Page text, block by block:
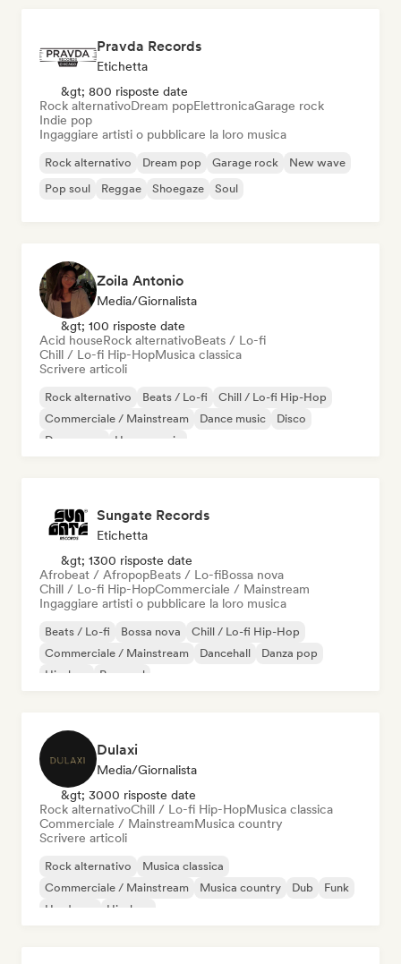
Pravda Records
Etichetta
&gt; 800 risposte date
Rock alternativoDream popElettronicaGarage rock
Indie pop
Ingaggiare artisti o pubblicare la loro musica
Rock alternativo Dream pop Garage rock
New wave
Pop soul
Reggae Shoegaze Soul
Zoila Antonio
Media/Giornalista
&gt; 100 risposte date
Acid houseRock alternativoBeats / Lo-fi
Chill / Lo-fi Hip-HopMusica classica
Scrivere articoli
Rock alternativo Beats / Lo-fi
Chill / Lo-fi Hip-Hop
Commerciale / Mainstream
Dance music
Disco
Dream pop
House music
Sungate Records
Etichetta
&gt; 1300 risposte date
Afrobeat / AfropopBeats / Lo-fiBossa nova
Chill / Lo-fi Hip-HopCommerciale / Mainstream
Ingaggiare artisti o pubblicare la loro musica
Beats / Lo-fi Bossa nova
Chill / Lo-fi Hip-Hop
Commerciale / Mainstream
Dancehall
Danza pop
Hip-hop
Pop soul
Dulaxi
Media/Giornalista
&gt; 3000 risposte date
Rock alternativoChill / Lo-fi Hip-HopMusica classica
Commerciale / MainstreamMusica country
Scrivere articoli
Rock alternativo
Musica classica
Commerciale / Mainstream
Musica country Dub
Funk
Hardcore
Hip-hop